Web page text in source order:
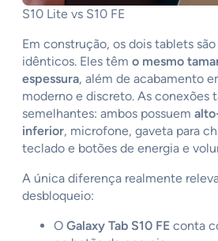
S10 Lite vs S10 FE
Em construção, os dois tablets
idênticos. Eles têm o mesmo
espessura, além de acabamento
moderno e discreto. As conexões
semelhantes: ambos possuem
inferior, microfone, gaveta para
teclado e botões de energia e
A única diferença realmente
desbloqueio:
O Galaxy Tab S10 FE conta